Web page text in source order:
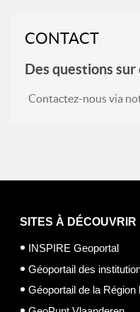
CONTACT
Des questions sur
Contactez-nous via
SITES À DÉCOUVRIR
INSPIRE Geoportal
Géoportail des
Géoportail de la Région